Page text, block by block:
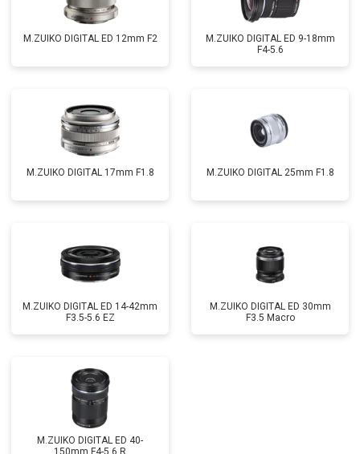
M.ZUIKO DIGITAL ED 12mm F2
M.ZUIKO DIGITAL ED 9-18mm
F4-5.6
M.ZUIKO DIGITAL 17mm F1.8 M.ZUIKO DIGITAL 25mm F1.8
M.ZUIKO DIGITAL ED 14-42mm
F3.5-5.6 EZ
M.ZUIKO DIGITAL ED 30mm
F3.5 Macro
M.ZUIKO DIGITAL ED 40-
150mm F4-5.6 R